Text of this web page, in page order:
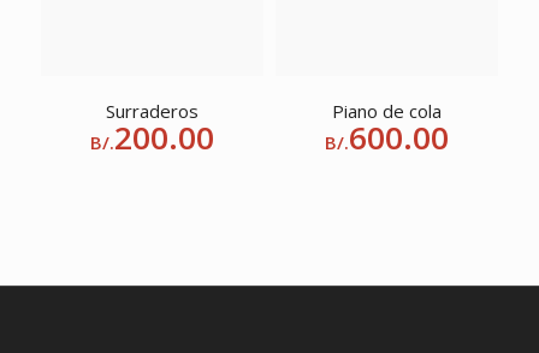
Surraderos
B/.200.00
Piano de cola
B/.600.00